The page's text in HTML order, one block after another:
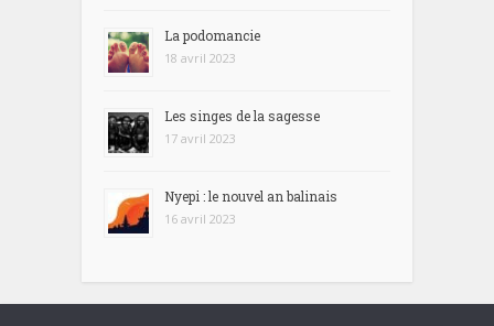
La podomancie
18 avril 2023
Les singes de la sagesse
17 avril 2023
Nyepi : le nouvel an balinais
16 avril 2023